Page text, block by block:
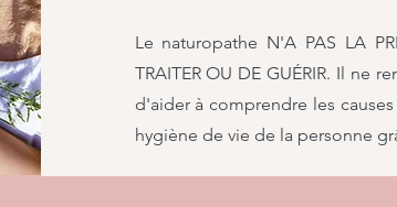
Le naturopathe N'A PAS LA
TRAITER OU DE GUÉRIR. Il ne
d'aider à comprendre les
hygiène de vie de la personne